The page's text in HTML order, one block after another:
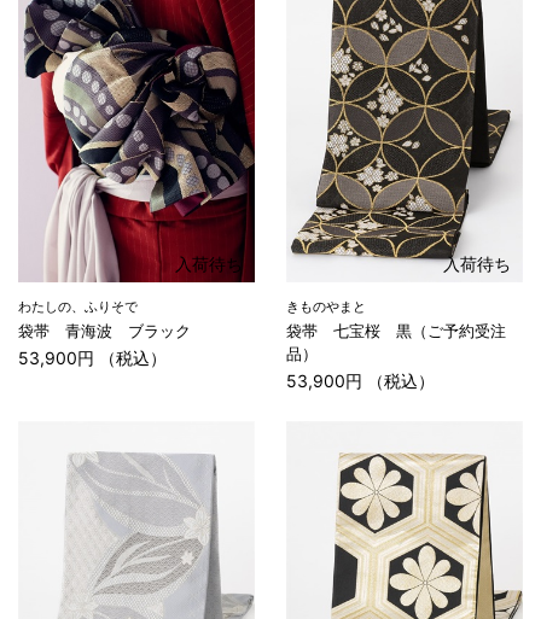
入荷待ち
わたしの、ふりそで
袋帯 青海波 ブラック
53,900円 （税込）
入荷待ち
きものやまと
袋帯 七宝桜 黒（ご予約受注
品）
53,900円 （税込）